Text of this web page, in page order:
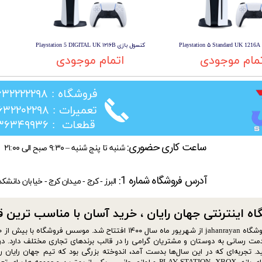
موجودی
کنسول بازی Playstation 5 DIGITAL UK ۱۲۱۶B
اتمام موجودی
​فروشگاه : ۰۲۶۳۲۲۲۲۲۹۸
​تعمیرات : ۰۲۶۳۲۲۰۲۲۹۸
​قطعات : ۰۲۱۳۶۳۴۹۹۳۶
رسانی به دوستان و مشتریان گرامی را در قالب برندهای تجاری مختلف
تجربه‌ای که در این سال‌ها بدست آمد، اندوخته بزرگی بود که تیم جهان
اینترنتی جهان رایان ، خرید آسان با مناسب
ساعت کاری حضوری: شنبه تا پنج شنبه – ۹:۳۰ صبح الی ۲۱:۰۰
آدرس فروشگاه شماره 1: البرز - کرج - میدان کرج - خیابان